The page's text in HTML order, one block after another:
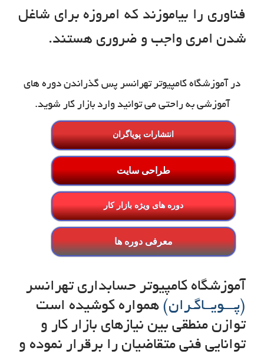
فناوري را بياموزند که امروزه براي شاغل
شدن امري واجب و ضروري هستند.
در آموزشگاه کامپیوتر تهرانسر پس گذراندن دوره های
آموزشی به راحتی می توانید وارد بازار کار شوید.
انتشارات پویاگران
طراحی سایت
دوره های ویژه بازار کار
معرفی دوره ها
آموزشگاه کامپیوتر حسابداری تهرانسر
(پـــویــاگـران) همواره کوشیده است
توازن منطقی بین نیازهای بازار کار و
توانایی فنی متقاضیان را برقرار نموده و